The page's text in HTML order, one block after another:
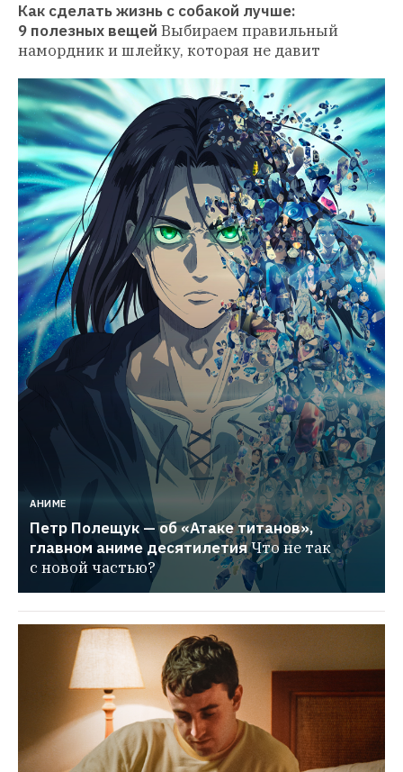
Как сделать жизнь с собакой лучше:
9 полезных вещей Выбираем правильный
намордник и шлейку, которая не давит
АНИМЕ
Петр Полещук — об «Атаке титанов»,
главном аниме десятилетияЧто не так
с новой частью?